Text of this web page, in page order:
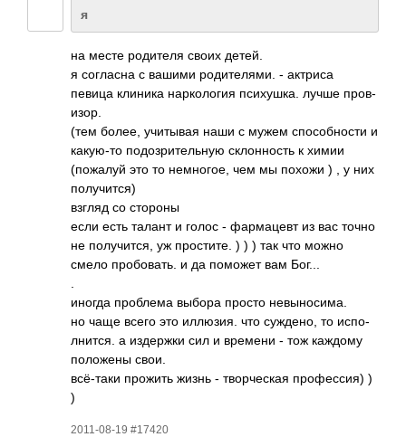
я
на месте роди­теля своих детей.
я согл­асна с вашими роди­теля­ми. - актриса
певица клиника нарк­ология псих­ушка. лучше пров­
изор.
(тем более, учит­ывая наши с мужем спос­обно­сти и
каку­ю-то подо­зрит­ельную скло­нность к химии
(пож­алуй это то немн­огое, чем мы похожи ) , у них
полу­чится)
взгляд со стороны
если есть талант и голос - фарм­ацевт из вас точно
не полу­чится, уж прос­тите. ) ) ) так что можно
смело проб­овать. и да поможет вам Бог...
иногда проб­лема выбора просто невы­носи­ма.
но чаще всего это иллю­зия. что сужд­ено, то испо­
лнит­ся. а изде­ржки сил и времени - тож каждому
поло­жены свои.
всё-­таки прожить жизнь - твор­ческая проф­ессия) )
)
2011-08-19 #17420